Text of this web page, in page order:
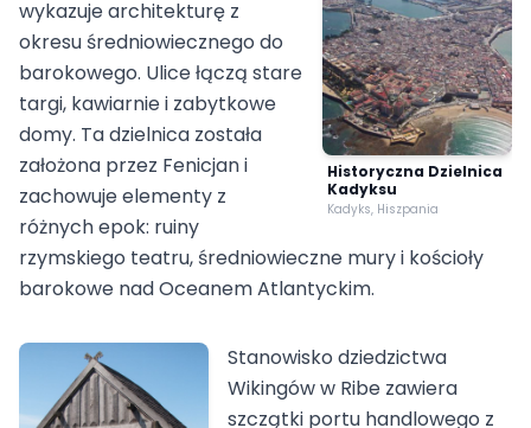
Historyczna Dzielnica
Kadyksu
Kadyks, Hiszpania
wykazuje architekturę z
okresu średniowiecznego do
barokowego. Ulice łączą stare
targi, kawiarnie i zabytkowe
domy. Ta dzielnica została
założona przez Fenicjan i
zachowuje elementy z
różnych epok: ruiny
rzymskiego teatru, średniowieczne mury i kościoły
barokowe nad Oceanem Atlantyckim.
Stanowisko dziedzictwa
Wikingów w Ribe zawiera
szczątki portu handlowego z